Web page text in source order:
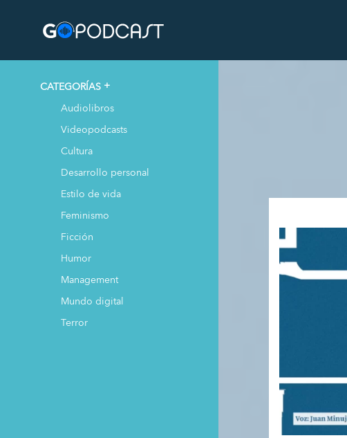
CATEGORÍAS
Audiolibros
Videopodcasts
Cultura
Desarrollo personal
Estilo de vida
Feminismo
Ficción
Humor
Management
Mundo digital
Terror